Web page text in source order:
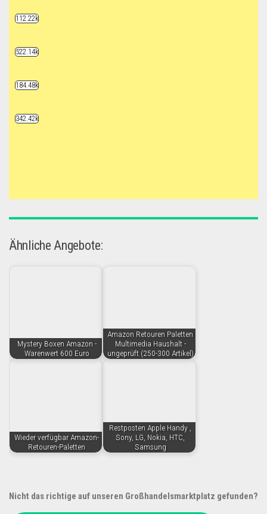
Ähnliche Angebote:
Mystery Boxen Amazon -
Warenwert 600 Euro
Amazon Retouren Paletten
Multimedia Haushalt -
ungeprüft (250-300 Artikel)
Wieder verfügbar Amazon-
Retouren-Paletten
Restposten Apple Handy ,
Sony, LG, Nokia, HTC,
Samsung
Nicht das richtige auf unseren Großhandelsmarktplatz gefunden?
112.22k
522.14k
184.48k
342.42k